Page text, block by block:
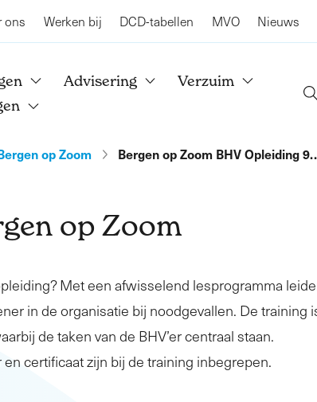
ons Werken bij DCD-tabellen MVO Nieuws
Advisering
Verzuim
op Zoom Bergen op Zoom BHV Opleiding
op Zoom
Met een afwisselend lesprogramma
in de organisatie bij noodgevallen. De training
de taken van de BHV’er centraal staan.
certificaat zijn bij de training inbegrepen.